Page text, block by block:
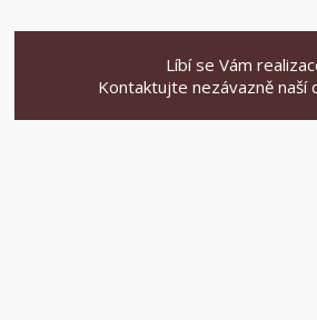
Líbí se Vám
Kontaktujte nezávazně naší